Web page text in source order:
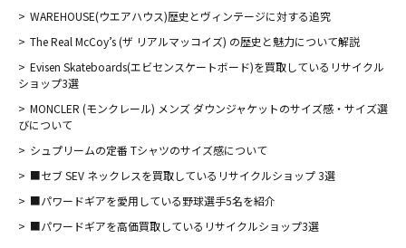
WAREHOUSE(ウエアハウス)歴史とヴィンテージに対する追究
The Real McCoy’s (ザ リアルマッコイズ) の歴史と魅力について解説
Evisen Skateboards(エビセンスケートボード)を買取しているリサイクル
ショップ3選
MONCLER (モンクレール) メンズ ダウンジャケットのサイズ感・サイズ選
びについて
シュプリームの定番 Tシャツのサイズ感について
■セブ SEV ネックレスを買取しているリサイクルショップ 3選
■パワードギアを愛用している野球選手5名を紹介
■パワードギアを高価買取しているリサイクルショップ3選